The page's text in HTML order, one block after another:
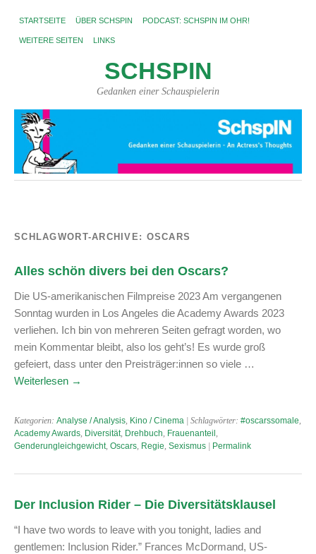
STARTSEITE ÜBER SCHSPIN PODCAST: SCHSPIN IM OHR!
WEITERE SEITEN LINKS
SCHSPIN
Gedanken einer Schauspielerin
SCHLAGWORT-ARCHIVE: OSCARS
Alles schön divers bei den Oscars?
Die US-amerikanischen Filmpreise 2023 Am vergangenen
Sonntag wurden in Los Angeles die Academy Awards 2023
verliehen. Ich bin von mehreren Seiten gefragt worden, wo
mein Kommentar bleibt, also los geht’s! Es wurde groß
gefeiert, dass unter den Preisträger:innen so viele …
Weiterlesen →
Kategorien: Analyse / Analysis, Kino / Cinema | Schlagwörter: #oscarssomale,
Academy Awards, Diversität, Drehbuch, Frauenanteil ,
Genderungleichgewicht, Oscars, Regie, Sexismus Permalink
Der Inclusion Rider – Die Diversitätsklausel
“I have two words to leave with you tonight, ladies and
gentlemen: Inclusion Rider.” Frances McDormand, US-